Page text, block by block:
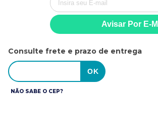
Consulte frete e prazo de entrega
NÃO SABE O CEP?